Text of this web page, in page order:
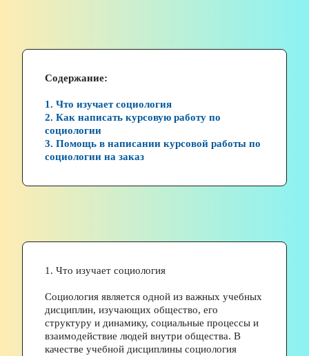
Содержание:
1. Что изучает социология
2. Как написать курсовую работу по
социологии
3. Помощь в написании курсовой работы по
социологии на заказ
1. Что изучает социология
Социология является одной из важных учебных
дисциплин, изучающих общество, его
структуру и динамику, социальные процессы и
взаимодействие людей внутри общества. В
качестве учебной дисциплины социология